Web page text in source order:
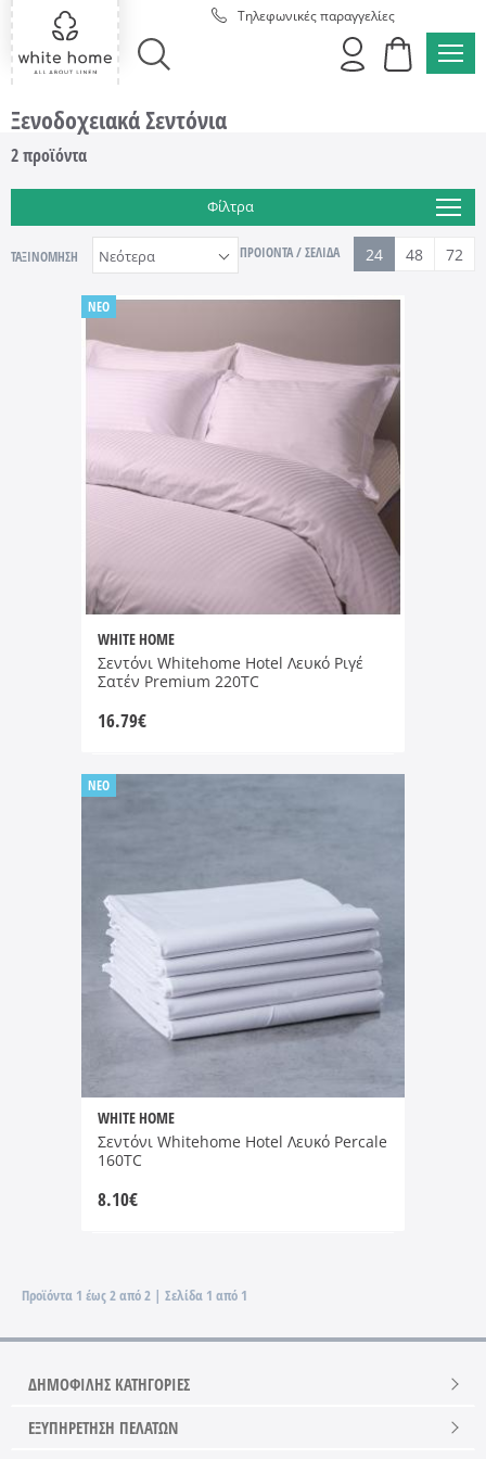
ΑΝΑΖΗΤΗΣΗ
Τηλεφωνικές παραγγελίες
Ξενοδοχειακά Σεντόνια
2προϊόντα
Φίλτρα
ΤΑΞΙΝΟΜΗΣΗ ΠΡΟΙΟΝΤΑ / ΣΕΛΙΔΑ 24 48 72
WHITE HOME
Σεντόνι Whitehome Hotel Λευκό Ριγέ
Σατέν Premium 220TC
16.79€
NEO
WHITE HOME
Σεντόνι Whitehome Hotel Λευκό Percale
160TC
8.10€
NEO
Προϊόντα 1 έως 2 από 2 | Σελίδα 1 από 1
ΔΗΜΟΦΙΛΗΣ ΚΑΤΗΓΟΡΙΕΣ
ΕΞΥΠΗΡΕΤΗΣΗ ΠΕΛΑΤΩΝ